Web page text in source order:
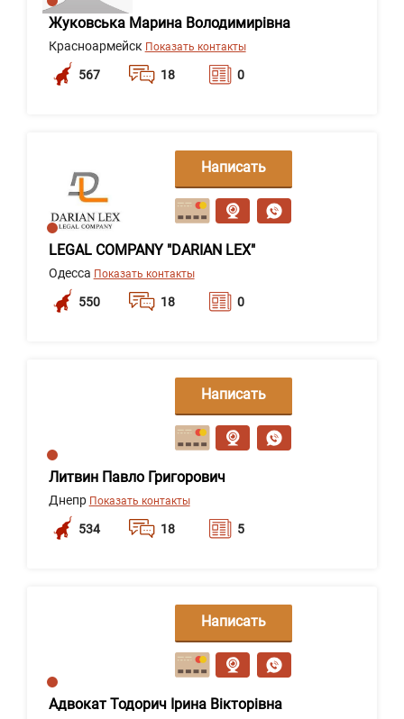
Жуковська Марина Володимирівна
Красноармейск Показать контакты
567 18 0
LEGAL COMPANY "DARIAN LEX"
Одесса Показать контакты
550 18 0
Написать
сообщение
Литвин Павло Григорович
Днепр Показать контакты
534 18 5
Написать
сообщение
Адвокат Тодорич Ірина Вікторівна
Написать
сообщение